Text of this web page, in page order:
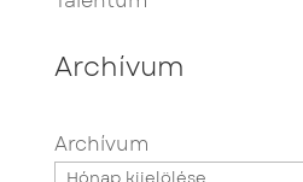
Archívum
Archívum